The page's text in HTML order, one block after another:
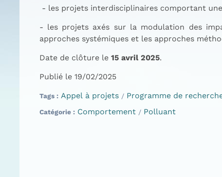
- les projets interdisciplinaires comportant
- les projets axés sur la modulation des
approches systémiques et les approches
Date de clôture le 15 avril 2025.
Publié le 19/02/2025
Tags Appel à projets Programme de
Catégorie Comportement Polluant